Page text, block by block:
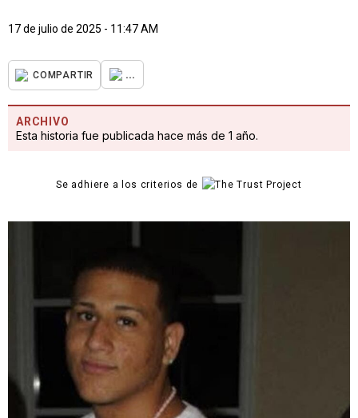
17 de julio de 2025 - 11:47 AM
COMPARTIR ...
ARCHIVO
Esta historia fue publicada hace más de 1 año.
Se adhiere a los criterios de